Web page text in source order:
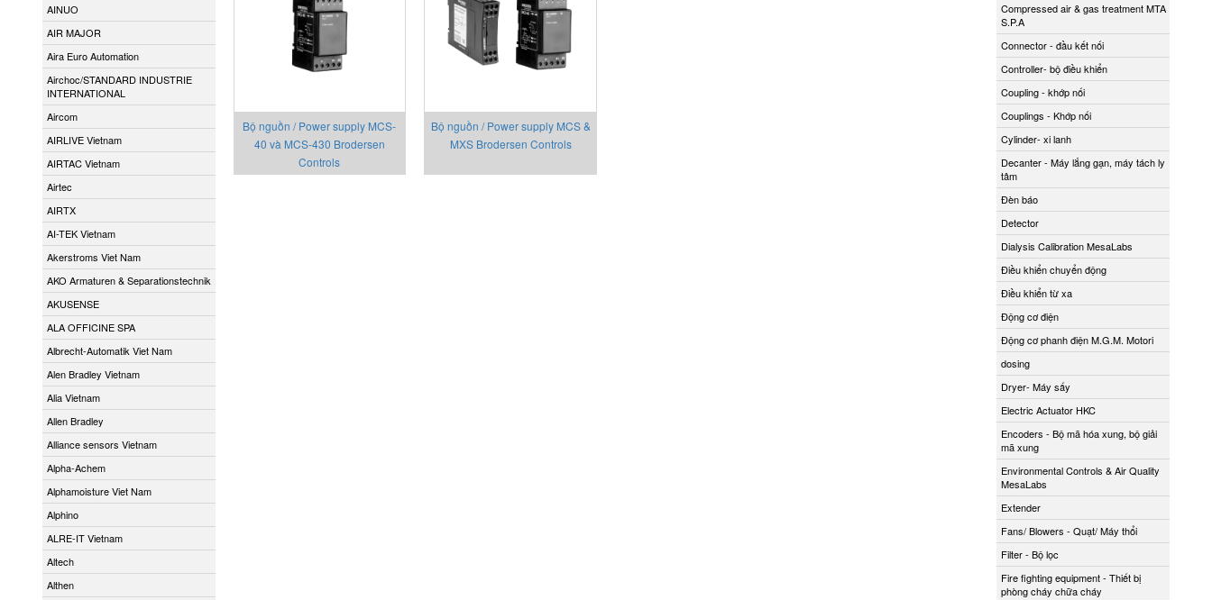
AINUO
AIR MAJOR
Aira Euro Automation
Airchoc/STANDARD INDUSTRIE
INTERNATIONAL
Aircom
AIRLIVE Vietnam
AIRTAC Vietnam
Airtec
AIRTX
AI-TEK Vietnam
Akerstroms Viet Nam
AKO Armaturen & Separationstechnik
AKUSENSE
ALA OFFICINE SPA
Albrecht-Automatik Viet Nam
Alen Bradley Vietnam
Alia Vietnam
Allen Bradley
Alliance sensors Vietnam
Alpha-Achem
Alphamoisture Viet Nam
Alphino
ALRE-IT Vietnam
Altech
Althen
Bộ nguồn / Power supply MCS-
40 và MCS-430 Brodersen
Controls
Bộ nguồn / Power supply MCS &
MXS Brodersen Controls
Compressed air & gas treatment MTA
S.P.A
Connector - đầu kết nối
Controller- bộ điều khiển
Coupling - khớp nối
Couplings - Khớp nối
Cylinder- xi lanh
Decanter - Máy lắng gạn, máy tách ly
tâm
Đèn báo
Detector
Dialysis Calibration MesaLabs
Điều khiển chuyển động
Điều khiển từ xa
Động cơ điện
Động cơ phanh điện M.G.M. Motori
dosing
Dryer- Máy sấy
Electric Actuator HKC
Encoders - Bộ mã hóa xung, bộ giải
mã xung
Environmental Controls & Air Quality
MesaLabs
Extender
Fans/ Blowers - Quạt/ Máy thổi
Filter - Bộ lọc
Fire fighting equipment - Thiết bị
phòng cháy chữa cháy